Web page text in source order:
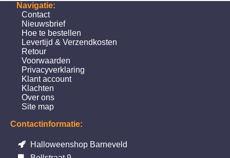
Navigatie:
Contact
Nieuwsbrief
Hoe te bestellen
Levertijd & Verzendkosten
Retour
Voorwaarden
Privacyverklaring
Klant account
Klachten
Over ons
Site map
Contactinformatie:
Halloweenshop Barneveld